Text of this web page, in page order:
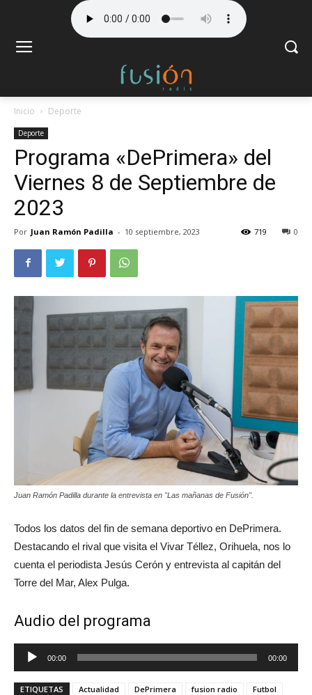
Inicio Deporte
Deporte
Programa «DePrimera» del
Viernes 8 de Septiembre de
2023
Por Juan Ramón Padilla - 10 septiembre, 2023 0
719
Juan Ramón Padilla durante la entrevista en "Las mañanas de Fusión".
Todos los datos del fin de semana deportivo en DePrimera.
Destacando el rival que visita el Vivar Téllez, Orihuela, nos lo
cuenta el periodista Jesús Cerón y entrevista al capitán del
Torre del Mar, Alex Pulga.
Audio del programa
Reproductor
de
audio
00:00 00:00
ETIQUETAS Actualidad DePrimera fusion radio Futbol